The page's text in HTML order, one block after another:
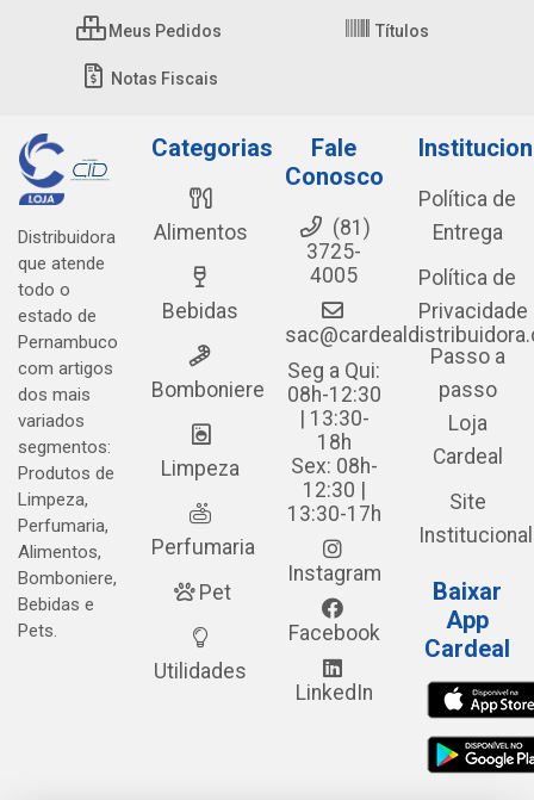
Meus Pedidos Títulos
Notas Fiscais
Distribuidora
que atende
todo o
estado de
Pernambuco
com artigos
dos mais
variados
segmentos:
Produtos de
Limpeza,
Perfumaria,
Alimentos,
Bomboniere,
Bebidas e
Pets.
Categorias
Alimentos
Bebidas
Bomboniere
Limpeza
Perfumaria
Pet
Utilidades
Fale
Conosco
(81)
3725-
4005
Seg a Qui:
08h-12:30
| 13:30-
18h
Sex: 08h-
12:30 |
13:30-17h
Instagram
Facebook
LinkedIn
Política de
Entrega
Política de
Privacidade
Passo a
passo
Loja
Cardeal
Site
Institucional
Baixar
App
Cardeal